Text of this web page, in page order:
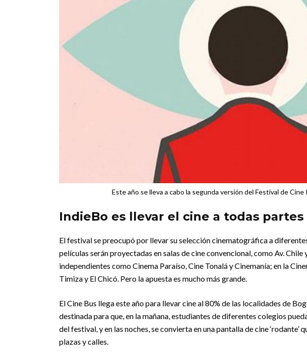
Este año se lleva a cabo la segunda versión del Festival de
IndieBo es llevar el cine a todas partes
El festival se preocupó por llevar su selección cinematográfica a
películas serán proyectadas en salas de cine convencional, como Av. Chile
independientes como Cinema Paraíso, Cine Tonalá y Cinemanía; en la
Timiza y El Chicó. Pero la apuesta es mucho más grande.
El Cine Bus llega este año para llevar cine al 80% de las localidades de
destinada para que, en la mañana, estudiantes de diferentes colegios
del festival, y en las noches, se convierta en una pantalla de cine ‘rodante’
plazas y calles.